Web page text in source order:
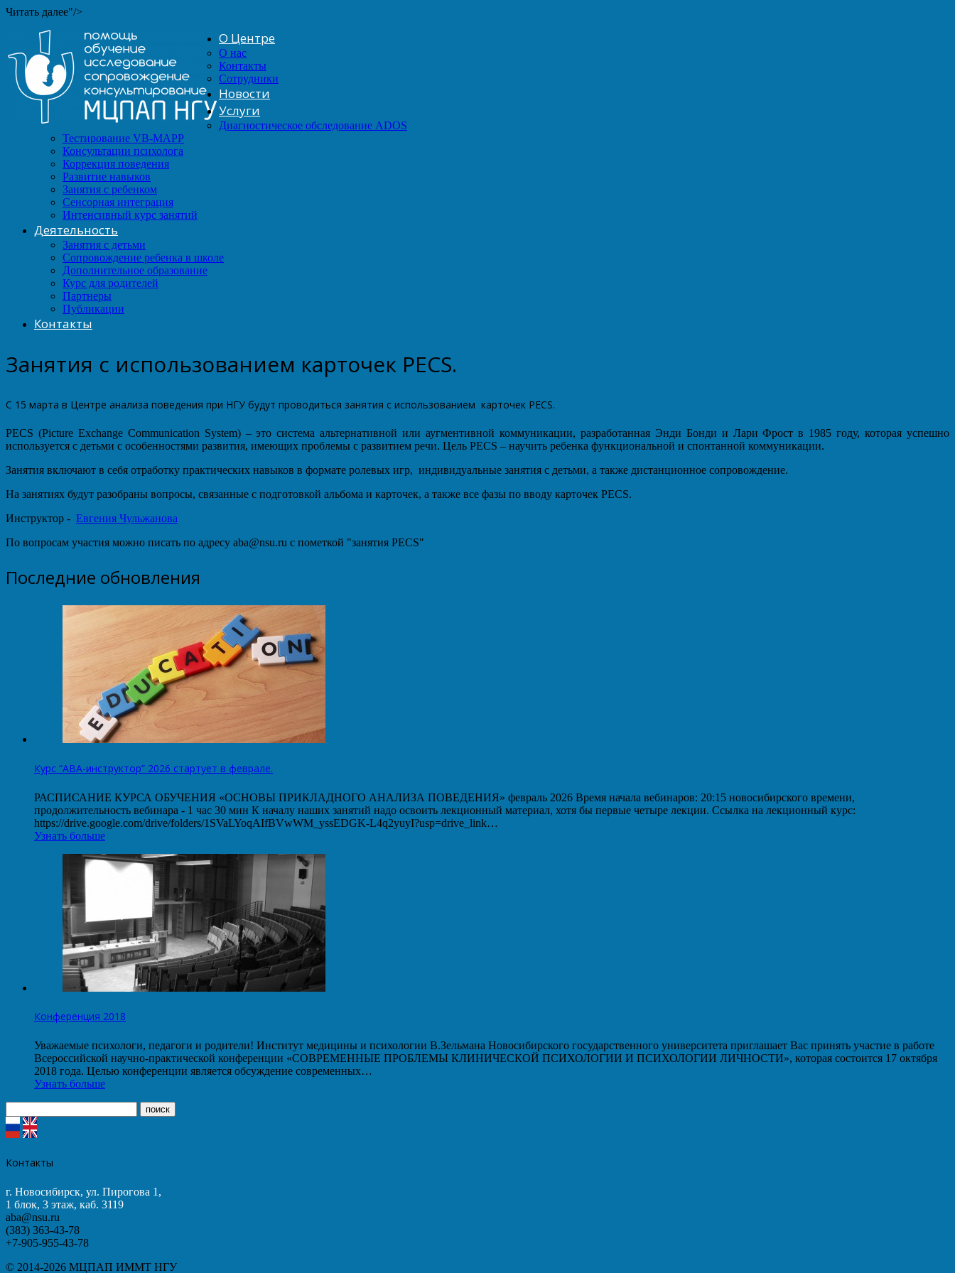
Читать далее"/>
О Центре
О нас
Контакты
Сотрудники
Новости
Услуги
Диагностическое обследование ADOS
Тестирование VB-MAPP
Консультации психолога
Коррекция поведения
Развитие навыков
Занятия с ребенком
Сенсорная интеграция
Интенсивный курс занятий
Деятельность
Занятия с детьми
Сопровождение ребенка в школе
Дополнительное образование
Курс для родителей
Партнеры
Публикации
Контакты
Занятия с использованием карточек PECS.
С 15 марта в Центре анализа поведения при НГУ будут проводиться занятия с использованием карточек PECS.
PECS (Picture Exchange Communication System) – это система альтернативной или аугментивной коммуникации, разработанная Энди Бонди и Лари Фрост в 1985 году, которая успешно
используется с детьми с особенностями развития, имеющих проблемы с развитием речи. Цель PECS – научить ребенка функциональной и спонтанной коммуникации.
Занятия включают в себя отработку практических навыков в формате ролевых игр, индивидуальные занятия с детьми, а также дистанционное сопровождение.
На занятиях будут разобраны вопросы, связанные с подготовкой альбома и карточек, а также все фазы по вводу карточек PECS.
Инструктор - Евгения Чульжанова
По вопросам участия можно писать по адресу aba@nsu.ru с пометкой "занятия PECS"
Последние обновления
Курс “АВА-инструктор” 2026 стартует в феврале.
РАСПИСАНИЕ КУРСА ОБУЧЕНИЯ «ОСНОВЫ ПРИКЛАДНОГО АНАЛИЗА ПОВЕДЕНИЯ» февраль 2026 Время начала вебинаров: 20:15 новосибирского времени,
продолжительность вебинара - 1 час 30 мин К началу наших занятий надо освоить лекционный материал, хотя бы первые четыре лекции. Ссылка на лекционный курс:
https://drive.google.com/drive/folders/1SVaLYoqAIfBVwWM_yssEDGK-L4q2yuyI?usp=drive_link…
Узнать больше
Конференция 2018
Уважаемые психологи, педагоги и родители! Институт медицины и психологии В.Зельмана Новосибирского государственного университета приглашает Вас принять участие в работе
Всероссийской научно-практической конференции «СОВРЕМЕННЫЕ ПРОБЛЕМЫ КЛИНИЧЕСКОЙ ПСИХОЛОГИИ И ПСИХОЛОГИИ ЛИЧНОСТИ», которая состоится 17 октября
2018 года. Целью конференции является обсуждение современных…
Узнать больше
Контакты
г. Новосибирск, ул. Пирогова 1,
1 блок, 3 этаж, каб. 3119
aba@nsu.ru
(383) 363-43-78
+7-905-955-43-78
© 2014-2026 МЦПАП ИММТ НГУ